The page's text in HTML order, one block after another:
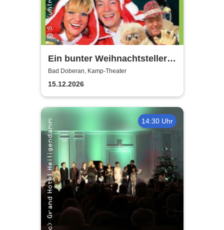
Ein bunter Weihnachtsteller
mit Gitte & Klaus, Eddy & Co
Bad Doberan, Kamp-Theater
15.12.2026
14:30 Uhr